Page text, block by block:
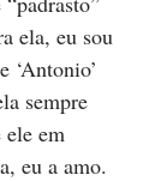
ela, eu sou
‘Antonio’
sempre
ele em
eu a amo.